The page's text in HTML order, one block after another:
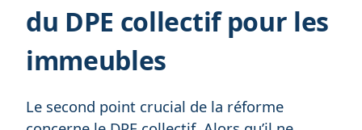
du DPE collectif pour les
immeubles
Le second point crucial de la réforme